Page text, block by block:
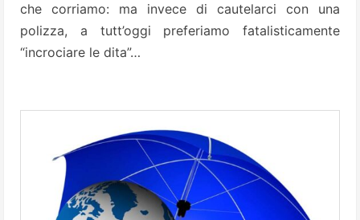
che corriamo: ma invece di cautelarci con una
polizza, a tutt’oggi preferiamo fatalisticamente
“incrociare le dita”…